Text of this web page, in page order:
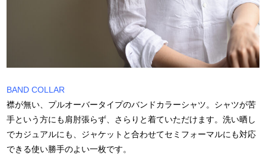
BAND COLLAR
襟が無い、プルオーバータイプのバンドカラーシャツ。シャツが苦
手という方にも肩肘張らず、さらりと着ていただけます。洗い晒し
でカジュアルにも、ジャケットと合わせてセミフォーマルにも対応
できる使い勝手のよい一枚です。